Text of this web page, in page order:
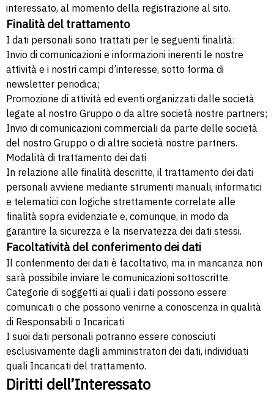
interessato, al momento della registrazione al sito.
Finalità del trattamento
I dati personali sono trattati per le seguenti finalità:
Invio di comunicazioni e informazioni inerenti le nostre
attività e i nostri campi d’interesse, sotto forma di
newsletter periodica;
Promozione di attività ed eventi organizzati dalle società
legate al nostro Gruppo o da altre società nostre partners;
Invio di comunicazioni commerciali da parte delle società
del nostro Gruppo o di altre società nostre partners.
Modalità di trattamento dei dati
In relazione alle finalità descritte, il trattamento dei dati
personali avviene mediante strumenti manuali, informatici
e telematici con logiche strettamente correlate alle
finalità sopra evidenziate e, comunque, in modo da
garantire la sicurezza e la riservatezza dei dati stessi.
Facoltatività del conferimento dei dati
Il conferimento dei dati è facoltativo, ma in mancanza non
sarà possibile inviare le comunicazioni sottoscritte.
Categorie di soggetti ai quali i dati possono essere
comunicati o che possono venirne a conoscenza in qualità
di Responsabili o Incaricati
I suoi dati personali potranno essere conosciuti
esclusivamente dagli amministratori dei dati, individuati
quali Incaricati del trattamento.
Diritti dell’Interessato